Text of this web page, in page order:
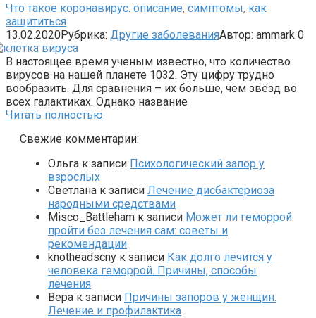
Что такое коронавирус: описание, симптомы, как
защититься
13.02.2020Рубрика: Другие заболеванияАвтор: ammark 0
В настоящее время ученым известно, что количество
вирусов на нашей планете 1032. Эту цифру трудно
вообразить. Для сравнения – их больше, чем звёзд во
всех галактиках. Однако название
Читать полностью
Свежие комментарии:
Ольга к записи Психологический запор у
взрослых
Светлана к записи Лечение дисбактериоза
народными средствами
Misco_Battleham к записи Может ли геморрой
пройти без лечения сам: советы и
рекомендации
knotheadscny к записи Как долго лечится у
человека геморрой. Причины, способы
лечения
Вера к записи Причины запоров у женщин.
Лечение и профилактика